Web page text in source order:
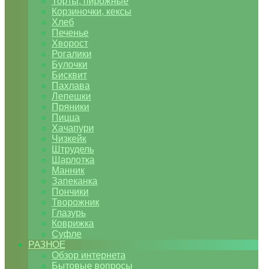
Корзиночки, кексы
Хлеб
Печенье
Хворост
Рогалики
Булочки
Бисквит
Пахлава
Лепешки
Пряники
Пицца
Хачапури
Чизкейк
Штрудель
Шарлотка
Манник
Запеканка
Пончики
Творожник
Глазурь
Коврижка
Суфле
РАЗНОЕ
Обзор интернета
Бытовые вопросы